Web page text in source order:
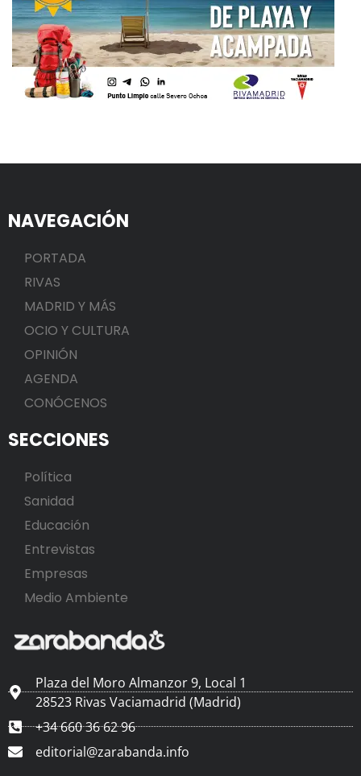
NAVEGACIÓN
PORTADA
RIVAS
MADRID Y MÁS
OCIO Y CULTURA
OPINIÓN
AGENDA
CONÓCENOS
SECCIONES
Política
Sanidad
Educación
Entrevistas
Empresas
Medio Ambiente
Plaza del Moro Almanzor 9, Local 1
28523 Rivas Vaciamadrid (Madrid)
+34 660 36 62 96
editorial@zarabanda.info